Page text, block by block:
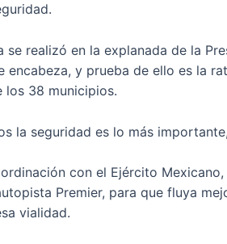
se realizó en la explanada de la
encabeza, y prueba de ello es la
los 38 municipios.
la seguridad es lo más
con el Ejército
Premier, para que fluya
vialidad.